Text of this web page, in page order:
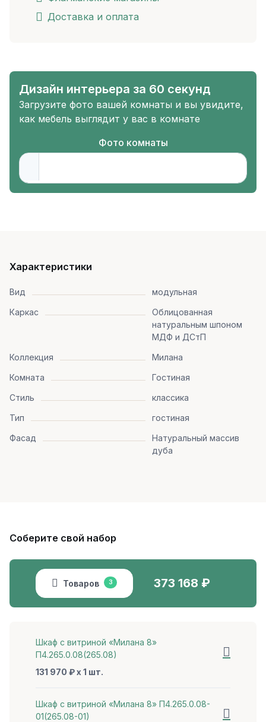
Доставка и оплата
Дизайн интерьера за 60 секунд
Загрузите фото вашей комнаты и вы увидите,
как мебель выглядит у вас в комнате
Фото комнаты
Характеристики
Вид
модульная
Каркас
Облицованная
натуральным шпоном
МДФ и ДСтП
Коллекция
Милана
Комната
Гостиная
Стиль
классика
Тип
гостиная
Фасад
Натуральный массив
дуба
Соберите свой набор
Товаров 3 373 168 ₽
Шкаф с витриной «Милана 8»
П4.265.0.08(265.08)
131 970 ₽ x 1 шт.
Шкаф с витриной «Милана 8» П4.265.0.08-
01(265.08-01)